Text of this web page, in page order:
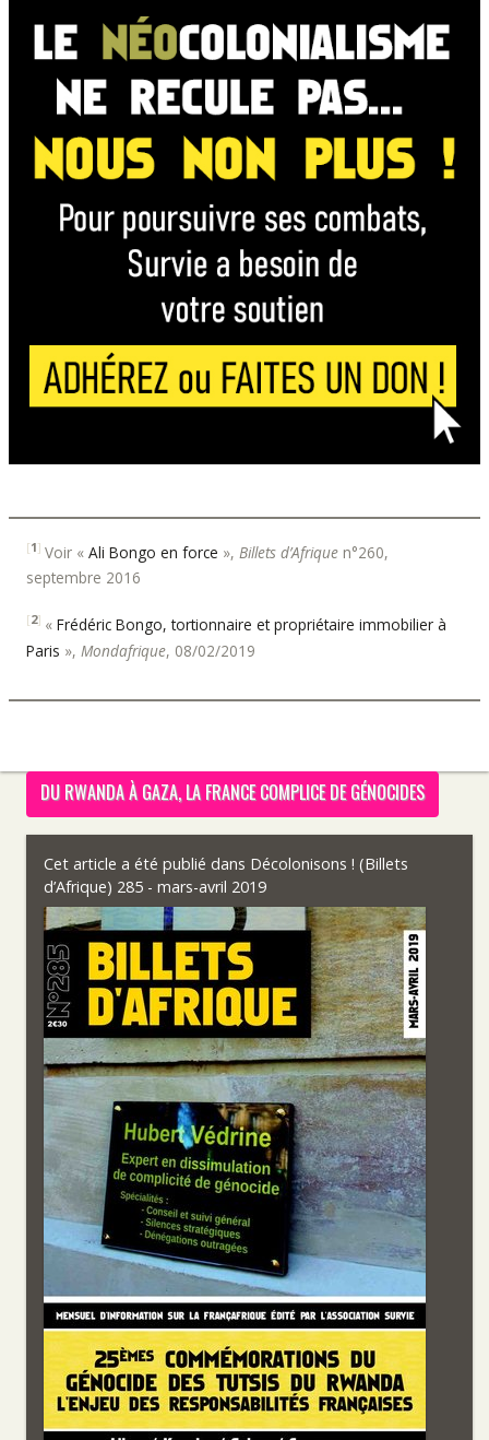
[1] Voir « Ali Bongo en force », Billets d’Afrique n°260,
septembre 2016
[2] « Frédéric Bongo, tortionnaire et propriétaire immobilier à
Paris », Mondafrique, 08/02/2019
DU RWANDA À GAZA, LA FRANCE COMPLICE DE GÉNOCIDES
Cet article a été publié dans Décolonisons ! (Billets
d’Afrique) 285 - mars-avril 2019